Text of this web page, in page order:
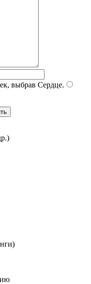
выбрав Сердце.